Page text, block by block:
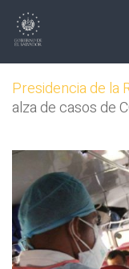
Presidencia de la
alza de casos de